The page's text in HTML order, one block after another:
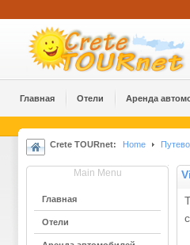
Главная Отели Аренда
Crete TOURnet: Home
Main Menu
Главная
Отели